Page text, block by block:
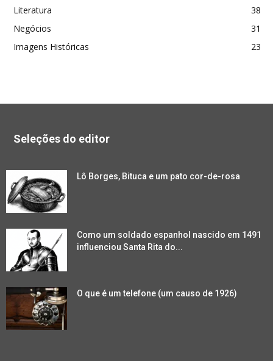
Literatura
38
Negócios
31
Imagens Históricas
23
Seleções do editor
Lô Borges, Bituca e um pato cor-de-rosa
Como um soldado espanhol nascido em 1491
influenciou Santa Rita do...
O que é um telefone (um causo de 1926)